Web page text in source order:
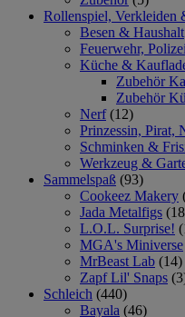
Rollenspiel, Verkleiden
Besen & Haushalt
Feuerwehr,
Küche &
Zubehör
Zubehör
Nerf (12)
Prinzessin, Pirat,
Schminken &
Werkzeug &
Sammelspaß (93)
Cookeez Makery
Jada Metalfigs
L.O.L. Surprise!
MGA's Miniverse
MrBeast Lab (14)
Zapf Lil' Snaps
Schleich (440)
Bayala (46)